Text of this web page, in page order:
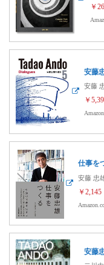
￥
安藤
安藤
￥
仕事を
安藤 忠
￥2,145
安藤